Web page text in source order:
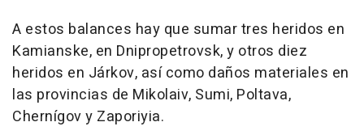
A estos balances hay que sumar tres heridos en
Kamianske, en Dnipropetrovsk, y otros diez
heridos en Járkov, así como daños materiales en
las provincias de Mikolaiv, Sumi, Poltava,
Chernígov y Zaporiyia.